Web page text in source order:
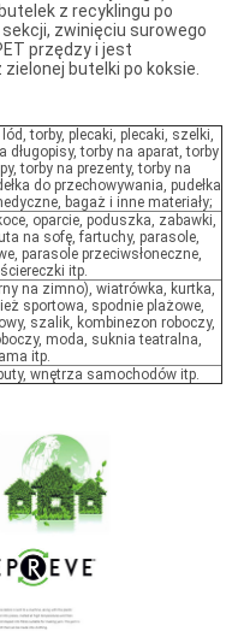
z recyklingu po
zwinięciu surowego
przędzy i jest
butelki po koksie.
torby, plecaki, plecaki, szelki,
torby na aparat, torby
torby na prezenty, torby na
do przechowywania, pudełka
bagaż i inne materiały;
oparcie, poduszka, zabawki,
na sofę, fartuchy, parasole,
parasole przeciwsłoneczne,
itp.
na zimno), wiatrówka, kurtka,
sportowa, spodnie plażowe,
szalik, kombinezon roboczy,
moda, suknia teatralna,
itp.
wnętrza samochodów itp.